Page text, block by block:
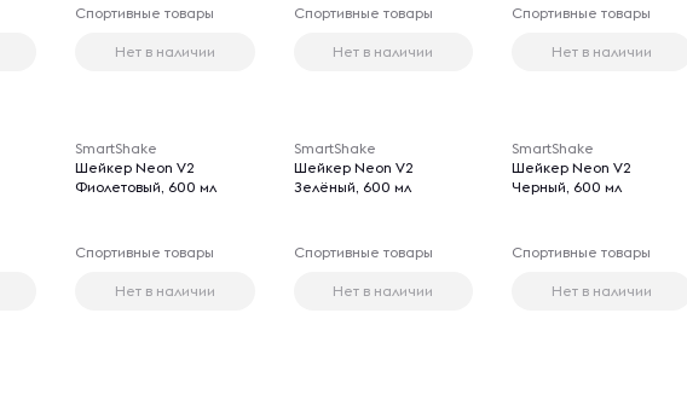
Спортивные товары
Нет в наличии
Спортивные товары
Нет в наличии
Спортивные товары
Нет в наличии
SmartShake
Шейкер Neon V2
Фиолетовый, 600 мл
Спортивные товары
Нет в наличии
SmartShake
Шейкер Neon V2
Зелёный, 600 мл
Спортивные товары
Нет в наличии
SmartShake
Шейкер Neon V2
Черный, 600 мл
Спортивные товары
Нет в наличии